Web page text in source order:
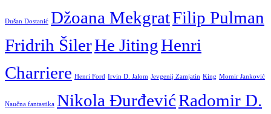
Dušan Dostanić Džoana MekgratFilip Pulman
Fridrih ŠilerHe JitingHenri
Charriere Henri Ford Irvin D. Jalom Jevgenij Zamjatin King Momir Janković
Naučna fantastika Nikola ĐurđevićRadomir D.